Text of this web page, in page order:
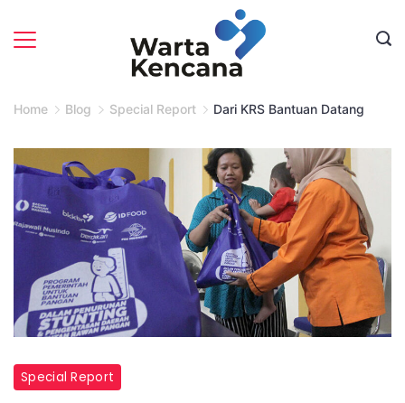
to
Home Blog Special Report Dari KRS Bantuan Datang
Special Report